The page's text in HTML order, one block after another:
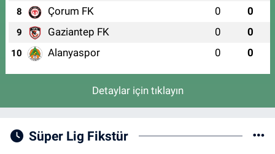
8 Çorum FK 0 0
9 Gaziantep FK 0 0
10 Alanyaspor 0 0
Detaylar için tıklayın
Süper Lig Fikstür